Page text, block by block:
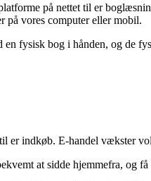
på nettet til er
på vores computer eller mobil.
fysisk bog i hånden, og de
er indkøb. E-handel vækster
at sidde hjemmefra, og